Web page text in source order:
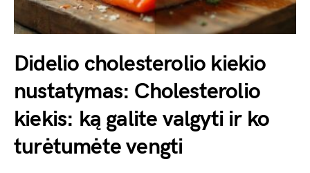
Didelio cholesterolio kiekio
nustatymas: Cholesterolio
kiekis: ką galite valgyti ir ko
turėtumėte vengti